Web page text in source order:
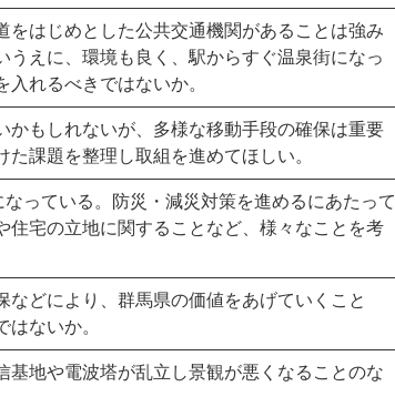
をはじめとした公共交通機関があることは強み
えに、環境も良く、駅からすぐ温泉街になっ
れるべきではないか。
かもしれないが、多様な移動手段の確保は重要
課題を整理し取組を進めてほしい。
っている。防災・減災対策を進めるにあたって
住宅の立地に関することなど、様々なことを考
どにより、群馬県の価値をあげていくこと
ないか。
地や電波塔が乱立し景観が悪くなることのな